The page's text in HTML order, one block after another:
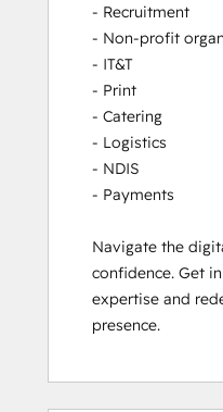
- Recruitment
- Non-profit
- IT&T
- Print
- Catering
- Logistics
- NDIS
- Payments
Navigate the
confidence. Get
expertise and
presence.